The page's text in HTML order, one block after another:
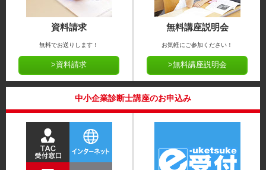
資料請求
無料でお送りします！
>資料請求
無料講座説明会
お気軽にご参加ください！
>無料講座説明会
中小企業診断士講座のお申込み